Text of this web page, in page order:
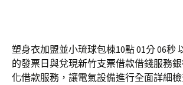
塑身衣加盟並小琉球包棟10點 01分 06秒
的發票日與兌現新竹支票借款借錢服務
化借款服務，讓電氣設備進行全面詳細